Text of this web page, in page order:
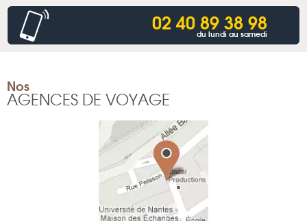
02 40 89 38 98
du lundi au samedi
Nos
AGENCES DE VOYAGE